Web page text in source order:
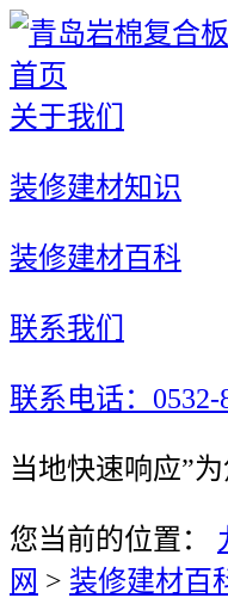
首页
关于我们
装修建材知识
装修建材百科
联系我们
联系电话：0532-
当地快速响应”
您当前的位置：
网 > 装修建材百